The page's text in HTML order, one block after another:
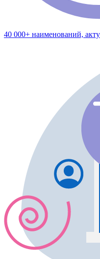
40 000+ наименований,